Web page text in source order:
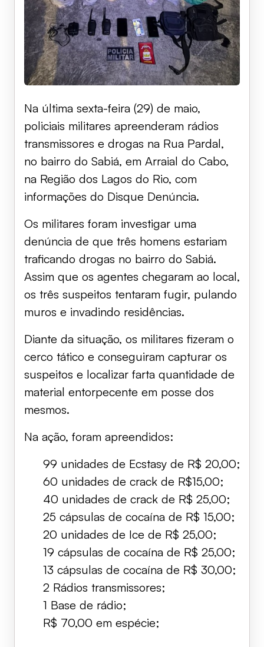
Na última sexta-feira (29) de maio,
policiais militares apreenderam rádios
transmissores e drogas na Rua Pardal,
no bairro do Sabiá, em Arraial do Cabo,
na Região dos Lagos do Rio, com
informações do Disque Denúncia.
Os militares foram investigar uma
denúncia de que três homens estariam
traficando drogas no bairro do Sabiá.
Assim que os agentes chegaram ao local,
os três suspeitos tentaram fugir, pulando
muros e invadindo residências.
Diante da situação, os militares fizeram o
cerco tático e conseguiram capturar os
suspeitos e localizar farta quantidade de
material entorpecente em posse dos
mesmos.
Na ação, foram apreendidos:
99 unidades de Ecstasy de R$ 20,00;
60 unidades de crack de R$15,00;
40 unidades de crack de R$ 25,00;
25 cápsulas de cocaína de R$ 15,00;
20 unidades de Ice de R$ 25,00;
19 cápsulas de cocaína de R$ 25,00;
13 cápsulas de cocaína de R$ 30,00;
2 Rádios transmissores;
1 Base de rádio;
R$ 70,00 em espécie;